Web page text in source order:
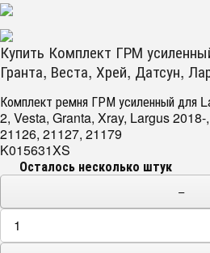
Купить Комплект ГРМ
Гранта, Веста, Хрей, Датсун,
Комплект ремня ГРМ усиленный
2, Vesta, Granta, Xray, Largus
21126, 21127, 21179
K015631XS
Осталось несколько штук
−